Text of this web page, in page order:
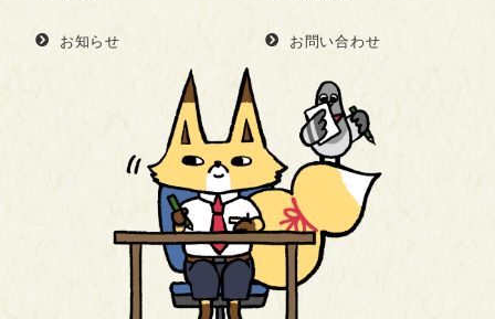
お知らせ お問い合わせ